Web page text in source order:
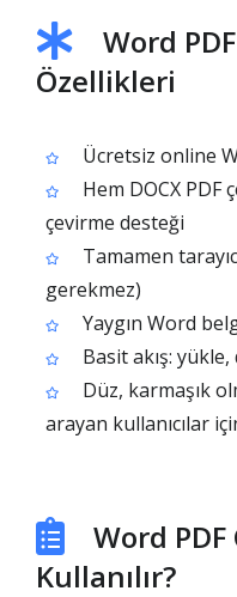
Word
Özellikleri
Ücretsiz online
Hem DOCX PDF
çevirme desteği
Tamamen
gerekmez)
Yaygın Word
Basit akış:
Düz, karmaşık
arayan kullanıcılar
Word
Kullanılır?